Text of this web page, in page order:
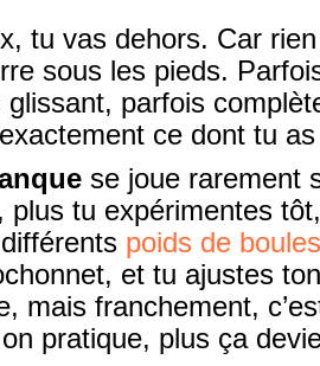
tu vas dehors. Car
sous les pieds.
glissant, parfois
ce dont tu
se joue rarement
plus tu expérimentes
poids de boules
et tu ajustes
mais franchement,
pratique, plus ça